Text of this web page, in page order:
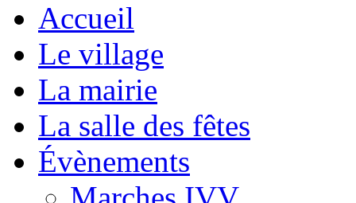
Accueil
Le village
La mairie
La salle des fêtes
Évènements